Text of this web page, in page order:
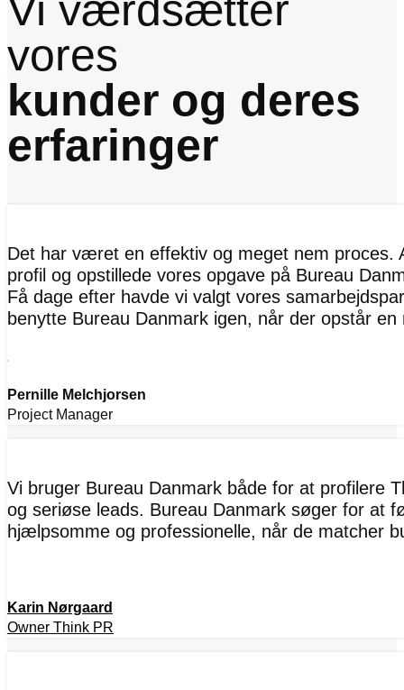
vores
kunder og deres
erfaringer
Det har været en effektiv og meget nem proces.
profil og opstillede vores opgave på Bureau
Få dage efter havde vi valgt vores
benytte Bureau Danmark igen, når der opstår en
Pernille Melchjorsen
Project Manager
Vi bruger Bureau Danmark både for at profilere
og seriøse leads. Bureau Danmark søger for at
hjælpsomme og professionelle, når de matcher
Karin Nørgaard
Owner Think PR